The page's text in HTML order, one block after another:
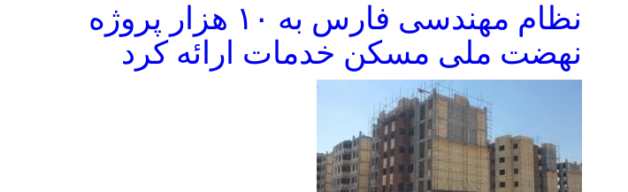
نظام مهندسی فارس به ۱۰ هزار پروژه
نهضت ملی مسکن خدمات ارائه کرد